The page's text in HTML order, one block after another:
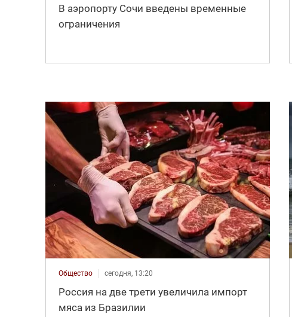
В аэропорту Сочи введены временные
ограничения
Общество сегодня, 13:20
Россия на две трети увеличила импорт
мяса из Бразилии